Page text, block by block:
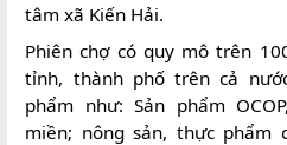
TMĐT
Hải
Phòng
Hoạt
tâm xã Kiến Hải.
Phiên chợ có quy mô trên
tỉnh, thành phố trên cả
phẩm như: Sản phẩm
miền; nông sản, thực phẩm